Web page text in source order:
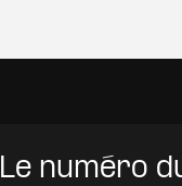
Le numéro